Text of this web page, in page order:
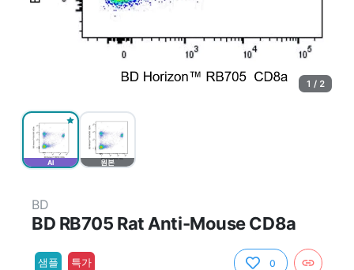
AI 원본
1 / 2
BD
BD RB705 Rat Anti-Mouse CD8a
샘플 특가 0